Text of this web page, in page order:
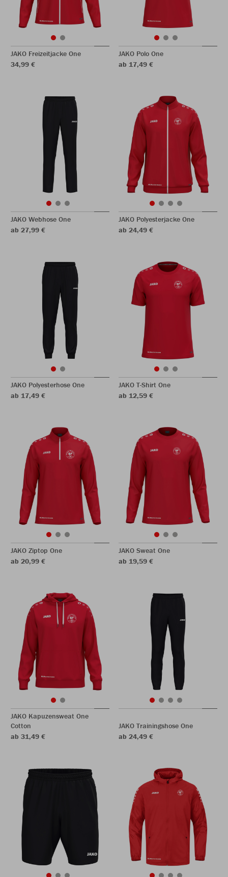
JAKO Freizeitjacke One
34,99 €
JAKO Polo One
ab 17,49 €
JAKO Webhose One
ab 27,99 €
JAKO Polyesterjacke One
ab 24,49 €
JAKO Polyesterhose One
ab 17,49 €
JAKO T-Shirt One
ab 12,59 €
JAKO Ziptop One
ab 20,99 €
JAKO Sweat One
ab 19,59 €
JAKO Kapuzensweat One
Cotton
ab 31,49 €
JAKO Trainingshose One
ab 24,49 €